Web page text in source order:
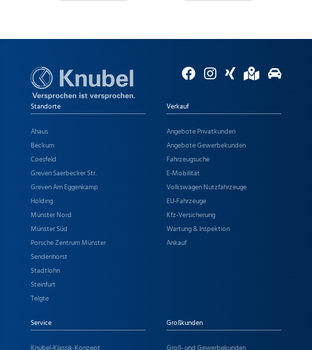
Standorte
Ahaus
Beckum
Coesfeld
Greven Saerbecker Str.
Greven Am Eggenkamp
Holding
Münster Nord
Münster Süd
Porsche Zentrum Münster
Sendenhorst
Stadtlohn
Steinfurt
Telgte
Verkauf
Angebote Privatkunden
Angebote Gewerbekunden
Fahrzeugsuche
E-Mobilität
Volkswagen Nutzfahrzeuge
EU-Fahrzeuge
Kfz-Versicherung
Wartung & Inspektion
Ankauf
Service
Knubel-Klassik-Konzept
Großkunden
Groß- und Gewerbekunden